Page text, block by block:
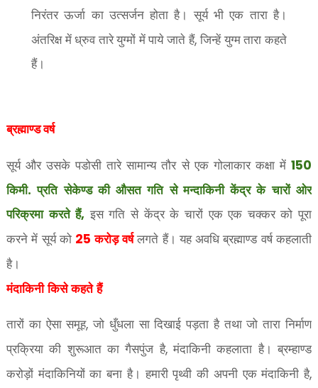
निरंतर ऊर्जा का उत्सर्जन होता है। सूर्य भी एक तारा है।
अंतरिक्ष में ध्रुव तारे युग्मों में पाये जाते हैं,जिन्हें युग्म तारा कहते
हैं।
ब्रह्माण्ड वर्ष
सूर्य और उसके पडोसी तारे सामान्य तौर से एक गोलाकार कक्षा में150
किमी. प्रति सेकेण्ड की औसत गति से मन्दाकिनी केंद्र के चारों ओर
परिक्रमा करते हैं, इस गति से केंद्र के चारों एक एक चक्कर को पूरा
करने में सूर्य को 25करोड़ वर्षलगते हैं। यह अवधि ब्रह्माण्ड वर्ष कहलाती
है।
मंदाकिनी किसे कहते हैं
तारों का ऐसा समूह,जो धुँधला सा दिखाई पड़ता है तथा जो तारा निर्माण
प्रक्रिया की शुरूआत का गैसपुंज है,मंदाकिनी कहलाता है। ब्रम्हाण्ड
करोड़ों मंदाकिनियों का बना है। हमारी पृथ्वी की अपनी एक मंदाकिनी है,